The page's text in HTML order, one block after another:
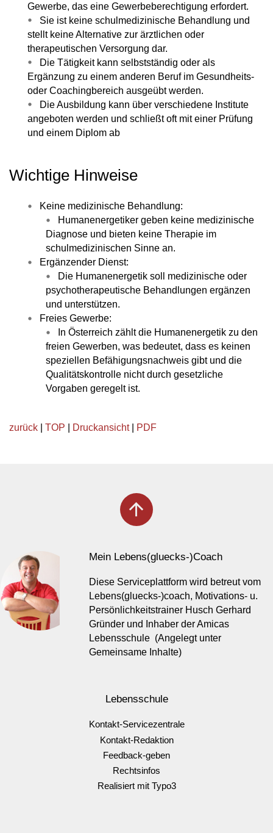
Gewerbe, das eine Gewerbeberechtigung erfordert.
Sie ist keine schulmedizinische Behandlung und
stellt keine Alternative zur ärztlichen oder
therapeutischen Versorgung dar.
Die Tätigkeit kann selbstständig oder als
Ergänzung zu einem anderen Beruf im Gesundheits-
oder Coachingbereich ausgeübt werden.
Die Ausbildung kann über verschiedene Institute
angeboten werden und schließt oft mit einer Prüfung
und einem Diplom ab
Wichtige Hinweise
Keine medizinische Behandlung:
Humanenergetiker geben keine medizinische
Diagnose und bieten keine Therapie im
schulmedizinischen Sinne an.
Ergänzender Dienst:
Die Humanenergetik soll medizinische oder
psychotherapeutische Behandlungen ergänzen
und unterstützen.
Freies Gewerbe:
In Österreich zählt die Humanenergetik zu den
freien Gewerben, was bedeutet, dass es keinen
speziellen Befähigungsnachweis gibt und die
Qualitätskontrolle nicht durch gesetzliche
Vorgaben geregelt ist.
zurück TOP Druckansicht| PDF
arrow_upward
Mein Lebens(gluecks-)Coach
Diese Serviceplattform wird betreut vom
Lebens(gluecks-)coach, Motivations- u.
Persönlichkeitstrainer Husch Gerhard
Gründer und Inhaber der Amicas
Lebensschule (Angelegt unter
Gemeinsame Inhalte)
Lebensschule
Kontakt-Servicezentrale
Kontakt-Redaktion
Feedback-geben
Rechtsinfos
Realisiert mit Typo3